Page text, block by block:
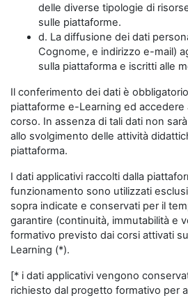
delle diverse tipologie di
sulle piattaforme.
d. La diffusione dei dati
Cognome, e indirizzo e-mail)
sulla piattaforma e iscritti alle
Il conferimento dei dati è
piattaforme e-Learning ed accedere
corso. In assenza di tali dati non
allo svolgimento delle attività
piattaforma.
I dati applicativi raccolti dalla
funzionamento sono utilizzati
sopra indicate e conservati per il
garantire (continuità, immutabilità e
formativo previsto dai corsi attivati
Learning (*).
[* i dati applicativi vengono
richiesto dal progetto formativo per